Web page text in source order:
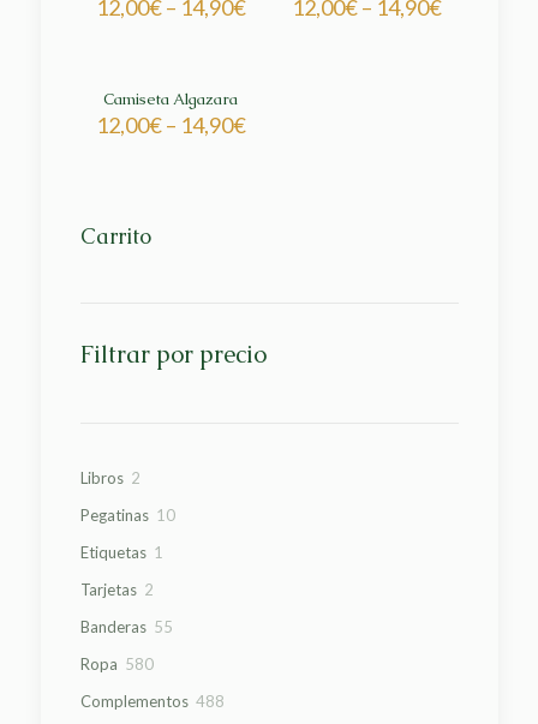
12,00€– 14,90€ 12,00€– 14,90€
Camiseta Algazara
12,00€– 14,90€
Carrito
Filtrar por precio
Libros 22
Pegatinas 1010
Etiquetas 1
Tarjetas 22
Banderas 5555
Ropa 580580
Complementos 488488